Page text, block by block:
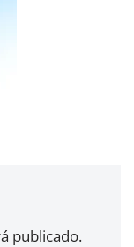
publicado.